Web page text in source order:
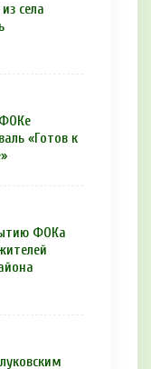
села
«Готов к
ФОКа